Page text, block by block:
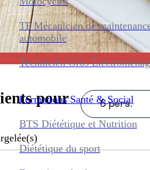
TP Mécanicien de
automobile
Technicien Gros
Formations Santé & Social
BTS Diététique et Nutrition
Diététique du sport
pour 6 pers.